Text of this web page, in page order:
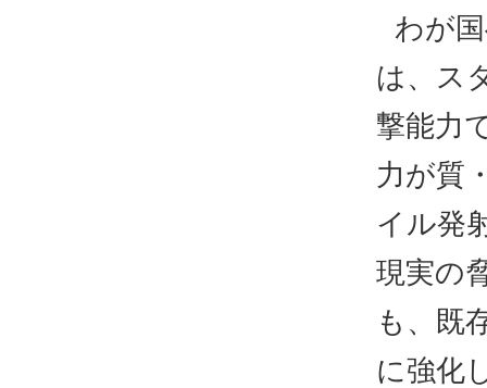
わが
は、ス
撃能力
力が質
イル発
現実の
も、既
に強化